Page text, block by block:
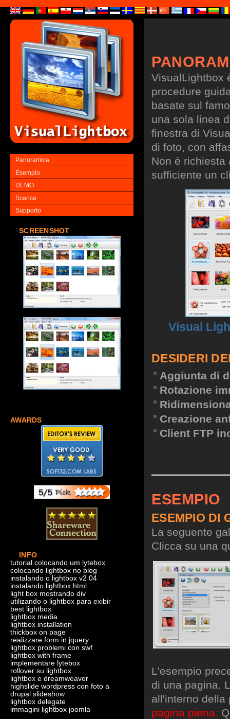
Panoramica
Esempio
DEMO
Scarica
Supporto
SCREENSHOT
AWARDS
INFO
tutorial colocando um lytebox
colocando lightbox no blog
instalando o lightbox v2 04
instalando lightbox html
light box mostrando div
utilizando o lightbox para exibir
best lightbox
lightbox media
lightbox installation
thickbox on page
realizzare form in jquery
lightbox problemi con swf
lightbox with frame
implementare lytebox
rollover su lightbox
lightbox e dreamweaver
highslide wordpress con foto a
drupal slideshow
lightbox delegate
immagini lightbox joomla
VisualLightbox
procedure
basate sul
una sola linea
finestra di
di foto, con
Non è richiesta
sufficiente un
Visual
DESIDERI
Aggiunta di
Rotazione
Creazione
Client FTP
ESEMPIO
ESEMPIO DI
La seguente
Clicca su una
L'esempio
di una pagina.
all'interno
pagina piena.